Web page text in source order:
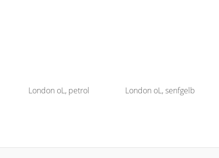
London oL, petrol London oL, senfgelb